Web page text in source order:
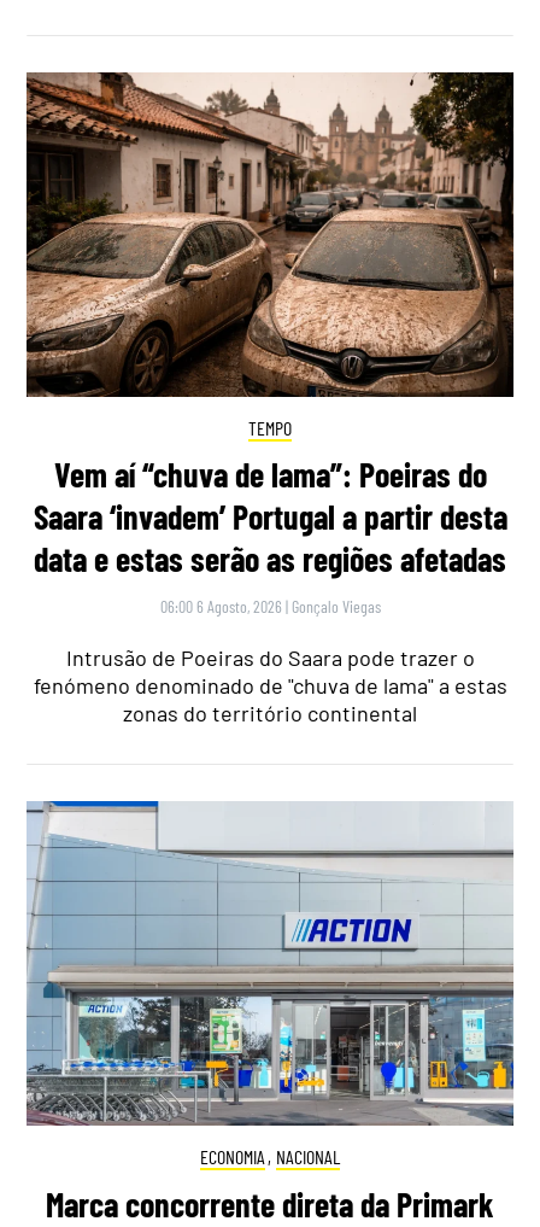
TEMPO
Vem aí “chuva de lama”: Poeiras do
Saara ‘invadem’ Portugal a partir desta
data e estas serão as regiões afetadas
06:00 6 Agosto, 2026 | Gonçalo Viegas
Intrusão de Poeiras do Saara pode trazer o
fenómeno denominado de "chuva de lama" a estas
zonas do território continental
ECONOMIA , NACIONAL
Marca concorrente direta da Primark